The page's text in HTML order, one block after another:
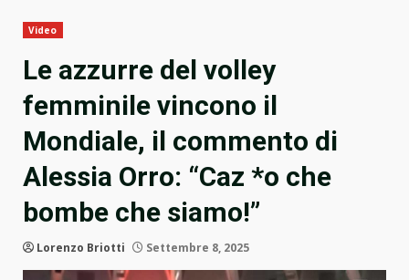
Video
Le azzurre del volley
femminile vincono il
Mondiale, il commento di
Alessia Orro: “Caz *o che
bombe che siamo!”
Lorenzo Briotti Settembre 8, 2025